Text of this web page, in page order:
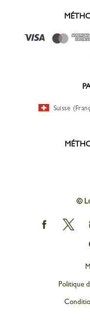
Suisse
©
Longchamp
on
on
Politique